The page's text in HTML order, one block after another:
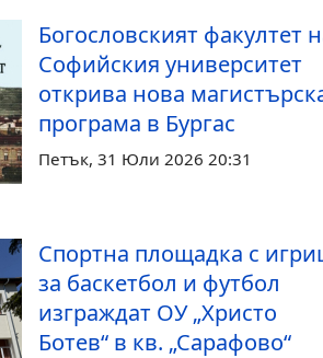
Богословският факултет
Софийския университет
открива нова
програма в Бургас
Петък, 31 Юли 2026 20:31
Спортна площадка с
за баскетбол и футбол
изграждат ОУ „Христо
Ботев“ в кв. „Сарафово“